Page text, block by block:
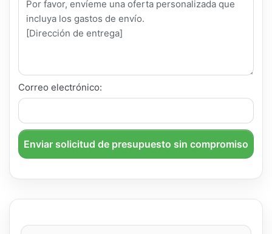
Correo electrónico:
Enviar solicitud de presupuesto sin compromiso